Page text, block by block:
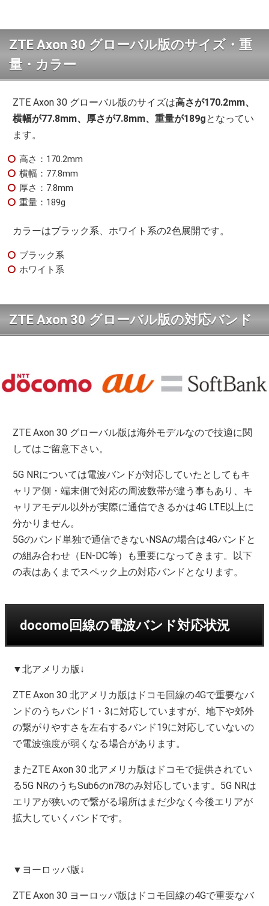
ZTE Axon 30 グローバル版のサイズ・重
量・カラー
ZTE Axon 30 グローバル版のサイズは高さが170.2mm、
横幅が77.8mm、厚さが7.8mm、重量が189gとなってい
ます。
高さ：170.2mm
横幅：77.8mm
厚さ：7.8mm
重量：189g
カラーはブラック系、ホワイト系の2色展開です。
ブラック系
ホワイト系
ZTE Axon 30 グローバル版の対応バンド
ZTE Axon 30 グローバル版は海外モデルなので技適に関
してはご留意下さい。
5G NRについては電波バンドが対応していたとしてもキ
ャリア側・端末側で対応の周波数帯が違う事もあり、キ
ャリアモデル以外が実際に通信できるかは4G LTE以上に
分かりません。
5Gのバンド単独で通信できないNSAの場合は4Gバンドと
の組み合わせ（EN-DC等）も重要になってきます。以下
の表はあくまでスペック上の対応バンドとなります。
docomo回線の電波バンド対応状況
▼北アメリカ版↓
ZTE Axon 30 北アメリカ版はドコモ回線の4Gで重要なバ
ンドのうちバンド1・3に対応していますが、地下や郊外
の繋がりやすさを左右するバンド19に対応していないの
で電波強度が弱くなる場合があります。
またZTE Axon 30 北アメリカ版はドコモで提供されてい
る5G NRのうちSub6のn78のみ対応しています。5G NRは
エリアが狭いので繋がる場所はまだ少なく今後エリアが
拡大していくバンドです。
▼ヨーロッパ版↓
ZTE Axon 30 ヨーロッパ版はドコモ回線の4Gで重要なバ